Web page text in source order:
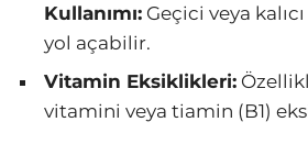
Kullanımı: Geçici veya
yol açabilir.
Vitamin Eksiklikleri:
vitamini veya tiamin (B1)